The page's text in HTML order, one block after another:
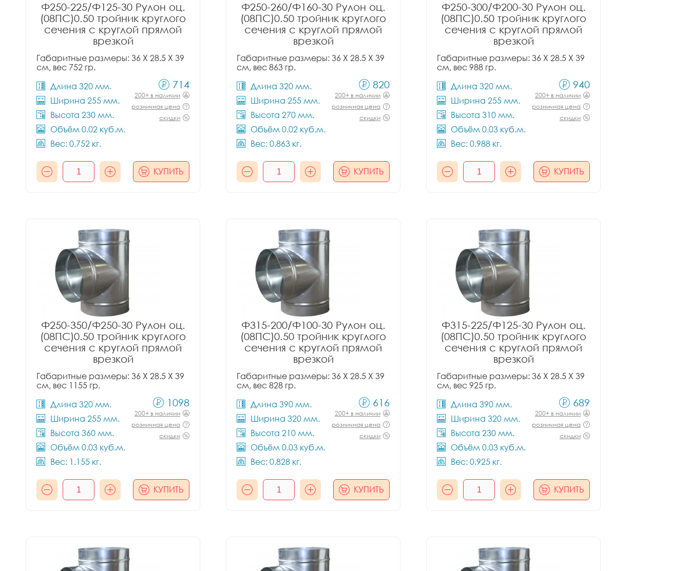
Ф250-225/Ф125-30 Рулон оц.
(08ПС)0.50 тройник круглого
сечения с круглой прямой
врезкой
Габаритные размеры: 36 X 28.5 X 39
см, вес 752 гр.
Длина 320 мм.
Ширина 255 мм.
Высота 230 мм.
Объём 0.02 куб.м.
Вес: 0.752 кг.
714
200+ в наличии
розничная цена
скидки
КУПИТЬ
Ф250-260/Ф160-30 Рулон оц.
(08ПС)0.50 тройник круглого
сечения с круглой прямой
врезкой
Габаритные размеры: 36 X 28.5 X 39
см, вес 863 гр.
Длина 320 мм.
Ширина 255 мм.
Высота 270 мм.
Объём 0.02 куб.м.
Вес: 0.863 кг.
820
200+ в наличии
розничная цена
скидки
КУПИТЬ
Ф250-300/Ф200-30 Рулон оц.
(08ПС)0.50 тройник круглого
сечения с круглой прямой
врезкой
Габаритные размеры: 36 X 28.5 X 39
см, вес 988 гр.
Длина 320 мм.
Ширина 255 мм.
Высота 310 мм.
Объём 0.03 куб.м.
Вес: 0.988 кг.
940
200+ в наличии
розничная цена
скидки
КУПИТЬ
Ф250-350/Ф250-30 Рулон оц.
(08ПС)0.50 тройник круглого
сечения с круглой прямой
врезкой
Габаритные размеры: 36 X 28.5 X 39
см, вес 1155 гр.
Длина 320 мм.
Ширина 255 мм.
Высота 360 мм.
Объём 0.03 куб.м.
Вес: 1.155 кг.
1098
200+ в наличии
розничная цена
скидки
КУПИТЬ
Ф315-200/Ф100-30 Рулон оц.
(08ПС)0.50 тройник круглого
сечения с круглой прямой
врезкой
Габаритные размеры: 36 X 28.5 X 39
см, вес 828 гр.
Длина 390 мм.
Ширина 320 мм.
Высота 210 мм.
Объём 0.03 куб.м.
Вес: 0.828 кг.
616
200+ в наличии
розничная цена
скидки
КУПИТЬ
Ф315-225/Ф125-30 Рулон оц.
(08ПС)0.50 тройник круглого
сечения с круглой прямой
врезкой
Габаритные размеры: 36 X 28.5 X 39
см, вес 925 гр.
Длина 390 мм.
Ширина 320 мм.
Высота 230 мм.
Объём 0.03 куб.м.
Вес: 0.925 кг.
689
200+ в наличии
розничная цена
скидки
КУПИТЬ